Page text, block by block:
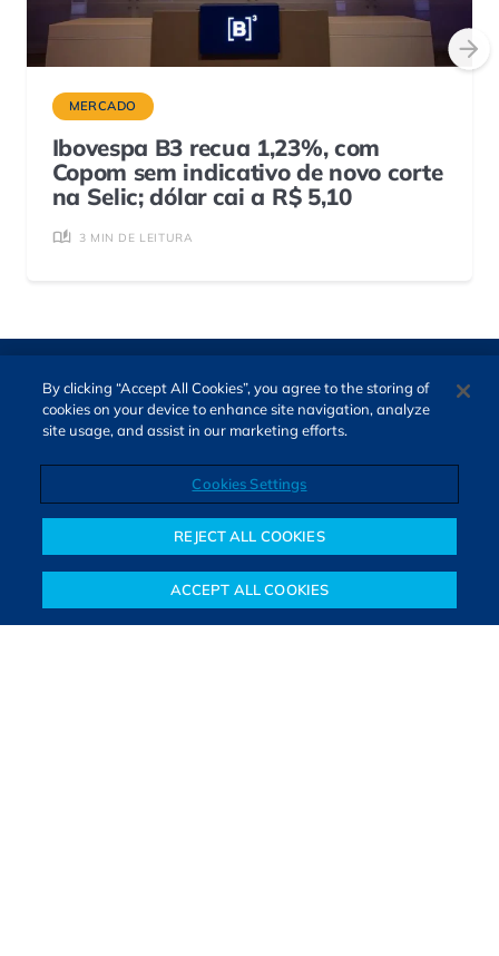
Notícias Colunistas Objetivos financeiros Investimentos Mais
MERCADO
Ibovespa B3 recua 1,23%, com
Copom sem indicativo de novo corte
na Selic; dólar cai a R$ 5,10
3 MIN DE LEITURA
O Bora Investir, site de notícias e educação financeira da B3,
oferece notícias e conteúdos especializados sobre o mercado
composta por especialistas, o site proporciona aprendizado
sólido e confiável, além de artigos de parceiros que ampliam
By clicking “Accept All Cookies”, you agree to the storing of
cookies on your device to enhance site navigation, analyze
site usage, and assist in our marketing efforts.
Cookies Settings
REJECT ALL COOKIES
ACCEPT ALL COOKIES